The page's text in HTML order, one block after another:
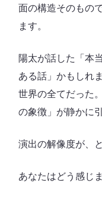
面の構造そのもの
ます。
陽太が話した「本
ある話」かもしれ
世界の全てだった
の象徴」が静かに
演出の解像度が、
あなたはどう感じ